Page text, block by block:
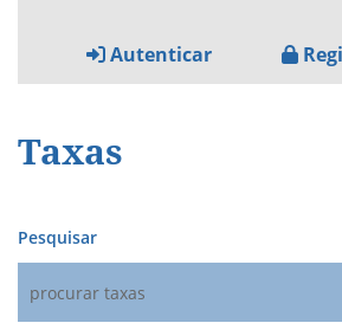
Autenticar
Taxas
Pesquisar